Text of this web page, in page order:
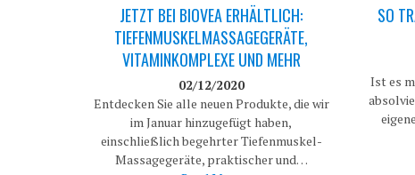
JETZT BEI BIOVEA ERHÄLTLICH:
TIEFENMUSKELMASSAGEGERÄTE,
VITAMINKOMPLEXE UND MEHR
02/12/2020
Entdecken Sie alle neuen Produkte, die wir
im Januar hinzugefügt haben,
einschließlich begehrter Tiefenmuskel-
Massagegeräte, praktischer und…
SO
Ist es